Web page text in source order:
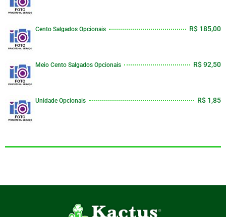
Cento Salgados Opcionais R$ 185,00
Meio Cento Salgados Opcionais R$ 92,50
Unidade Opcionais R$ 1,85